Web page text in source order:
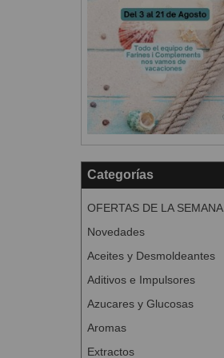
Categorías
OFERTAS DE LA SEMANA
Novedades
Aceites y Desmoldeantes
Aditivos e Impulsores
Azucares y Glucosas
Aromas
Extractos